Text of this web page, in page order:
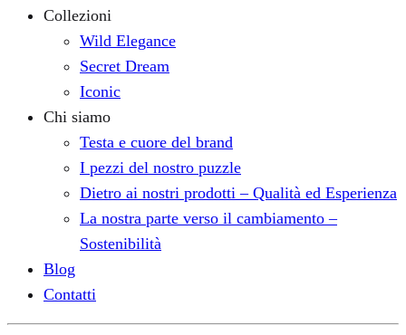
Collezioni
Wild Elegance
Secret Dream
Iconic
Chi siamo
Testa e cuore del brand
I pezzi del nostro puzzle
Dietro ai nostri prodotti – Qualità ed Esperienza
La nostra parte verso il cambiamento –
Sostenibilità
Blog
Contatti